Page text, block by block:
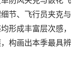
节、飞行员夹克与
形成丰富层次感，
构画出本季最具辨